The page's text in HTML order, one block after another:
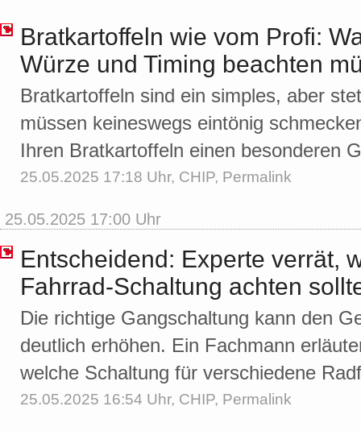
Bratkartoffeln wie vom Profi:
Würze und Timing beachten
Bratkartoffeln sind ein simples, aber
müssen keineswegs eintönig
Ihren Bratkartoffeln einen besonderen
25.05.2025 17:18 Uhr, CHIP, Permalink
25.05.2025 17:00 Uhr
Entscheidend: Experte verrät,
Fahrrad-Schaltung achten
Die richtige Gangschaltung kann den
deutlich erhöhen. Ein Fachmann
welche Schaltung für verschiedene
25.05.2025 16:54 Uhr, CHIP, Permalink